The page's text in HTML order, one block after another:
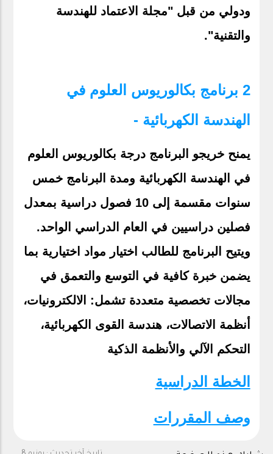
ودولي من قبل "مجلة الاعتماد للهندسة
والتقنية".
2 برنامج بكالوريوس العلوم في
الهندسة الكهربائية -
يمنح خريجو البرنامج درجة بكالوريوس العلوم
في الهندسة الكهربائية ومدة البرنامج خمس
سنوات مقسمة إلى 10 فصول دراسية بمعدل
فصلين دراسيين في العام الدراسي الواحد.
ويتيح البرنامج للطالب اختيار مواد اختيارية بما
يضمن خبرة كافية في التوسع والتعمق في
مجالات تخصصية متعددة تشمل: الالكترونيات،
أنظمة الاتصالات، هندسة القوى الكهربائية،
التحكم الآلي والأنظمة الذكية
الخطة الدراسية
وصف المقررات